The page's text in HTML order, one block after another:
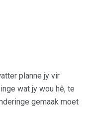
planne jy vir
wat jy wou hê, te
gemaak moet